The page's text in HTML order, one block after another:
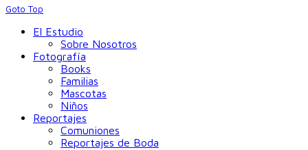
Goto Top
El Estudio
Sobre Nosotros
Fotografía
Books
Familias
Mascotas
Niños
Reportajes
Comuniones
Reportajes de Boda